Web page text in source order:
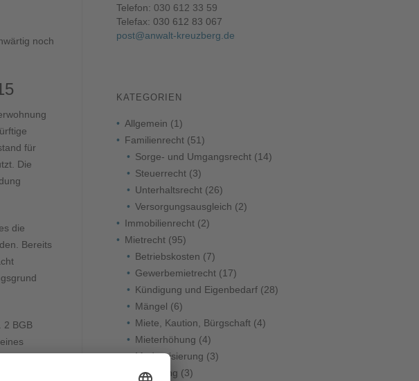
noch
für
Die
die
Bereits
2 BGB
sich der
Telefon: 030 612 33 59
Telefax: 030 612 83 067
post@anwalt-kreuzberg.de
KATEGORIEN
Allgemein (1)
Familienrecht (51)
Sorge- und Umgangsrecht (14)
Steuerrecht (3)
Unterhaltsrecht (26)
Versorgungsausgleich (2)
Immobilienrecht (2)
Mietrecht (95)
Betriebskosten (7)
Gewerbemietrecht (17)
Kündigung und Eigenbedarf (28)
Mängel (6)
Miete, Kaution, Bürgschaft (4)
Mieterhöhung (4)
Modernisierung (3)
Räumung (3)